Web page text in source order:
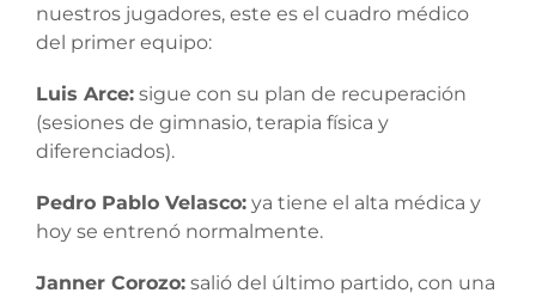
nuestros jugadores, este es el cuadro médico
del primer equipo:
Luis Arce: sigue con su plan de recuperación
(sesiones de gimnasio, terapia física y
diferenciados).
Pedro Pablo Velasco: ya tiene el alta médica y
hoy se entrenó normalmente.
Janner Corozo: salió del último partido, con una